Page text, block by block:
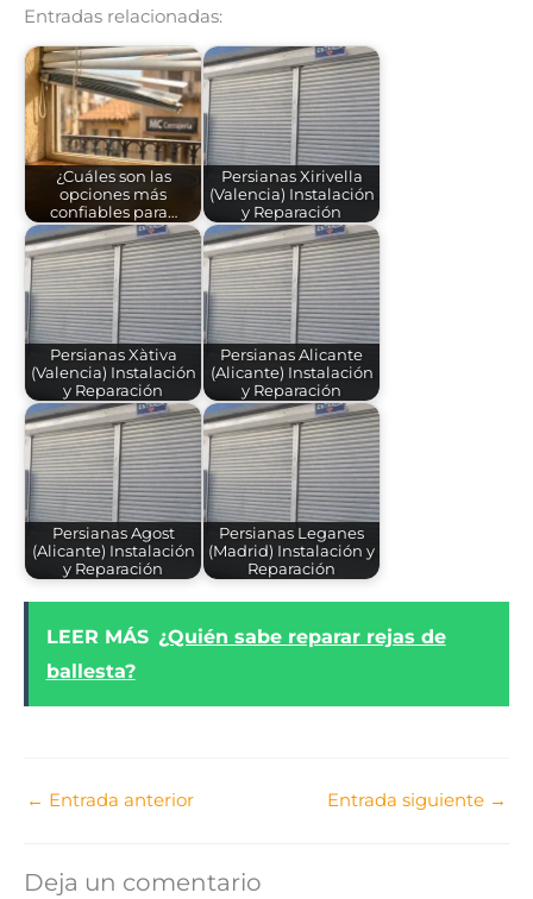
Entradas relacionadas:
¿Cuáles son las
opciones más
confiables para…
Persianas Xirivella
(Valencia) Instalación
y Reparación
Persianas Xàtiva
(Valencia) Instalación
y Reparación
Persianas Alicante
(Alicante) Instalación
y Reparación
Persianas Agost
(Alicante) Instalación
y Reparación
Persianas Leganes
(Madrid) Instalación y
Reparación
LEER MÁS ¿Quién sabe reparar rejas de
ballesta?
← Entrada anterior Entrada siguiente →
Deja un comentario